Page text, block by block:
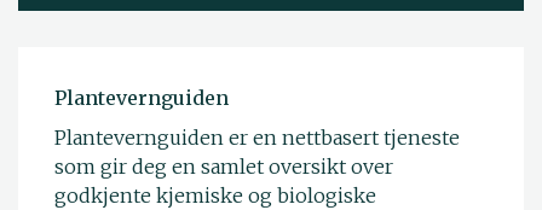
Plantevernguiden
Plantevernguiden er en nettbasert tjeneste
som gir deg en samlet oversikt over
godkjente kjemiske og biologiske